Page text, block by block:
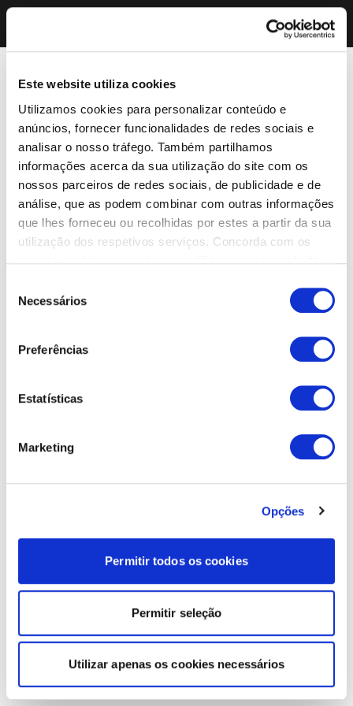
Este website utiliza cookies
Utilizamos cookies para personalizar conteúdo e
anúncios, fornecer funcionalidades de redes sociais e
analisar o nosso tráfego. Também partilhamos
informações acerca da sua utilização do site com os
nossos parceiros de redes sociais, de publicidade e de
análise, que as podem combinar com outras informações
que lhes forneceu ou recolhidas por estes a partir da sua
utilização dos respetivos serviços. Concorda com os
Necessários
Preferências
Estatísticas
Marketing
Opções
Permitir todos os cookies
Permitir seleção
Utilizar apenas os cookies necessários